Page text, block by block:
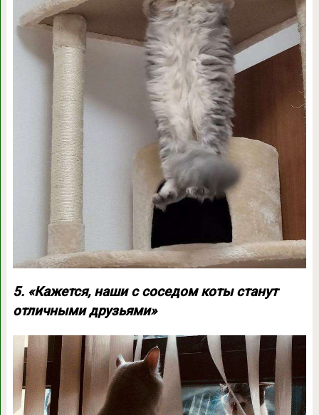
5. «Кажется, наши с соседом коты станут
отличными друзьями»